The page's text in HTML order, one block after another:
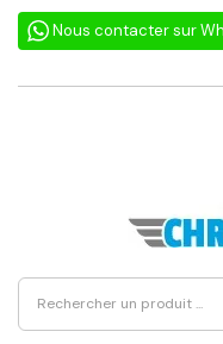
Nous contacter sur